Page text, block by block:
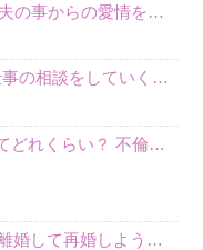
リコカツをしようと考えています。夫の事からの愛情を全く感じません。子供がいるので、子供が成長するまではと我慢しています。 まず、お金が必要だと考え、仕事の量も増やしました。ところが、夫は働かず、結局は
働く主婦、片思いをしています。 仕事の相談をしていくうちに、彼のことを好きになりました。私には夫も子供もいます。不倫をしているわけでもなく、もちろん、この気持ちは誰にも話していません。 ラインをする関
不倫ぶっちゃけトーク5弾！ 不倫してどれくらい？ 不倫のあれこれを、なんでもどうぞ♪♪
W不倫です。最近、彼のほうから、離婚して再婚しよう、と言ってきました。ハッキリいうと、そこまでは考えていませんでした。彼を好きな気持ちはあるし、彼なしの生活は考えられません。だけど、離婚して再婚すると